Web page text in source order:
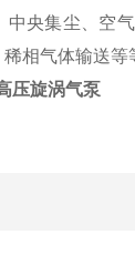
中央集尘、空
相气体输送
压旋涡气泵